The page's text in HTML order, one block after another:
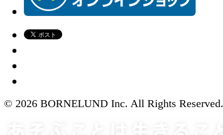
© 2026 BORNELUND Inc. All Rights Reserved.